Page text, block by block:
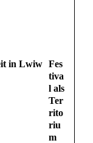
Fes
tiva
l als
Ter
rito
riu
m